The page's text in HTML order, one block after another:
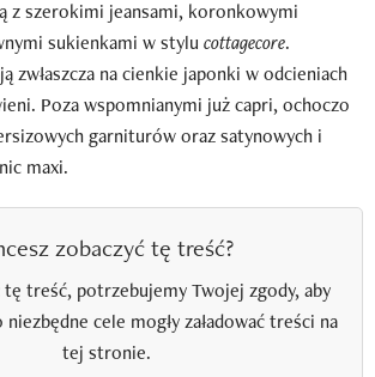
z szerokimi jeansami, koronkowymi
sukienkami w stylu cottagecore.
zwłaszcza na cienkie japonki w odcieniach
Poza wspomnianymi już capri, ochoczo
garniturów oraz satynowych i
maxi.
zobaczyć tę treść?
treść, potrzebujemy Twojej zgody, aby
cele mogły załadować treści na
tej stronie.